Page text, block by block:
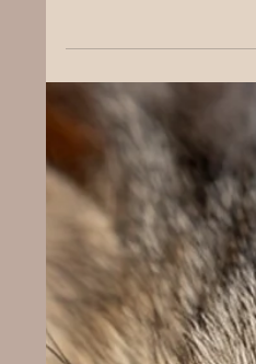
En el Día Internacional
aplicando los 5 dominios
enfoque práctico,
Annyakunz para todos los